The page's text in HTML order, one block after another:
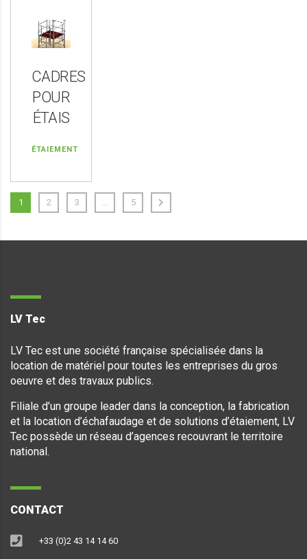
CADRES
POUR
ÉTAIS
ÉTAIEMENT
1 2 3 … 5
LV Tec
LV Tec est une société française spécialisée dans la
location de matériel pour toutes les entreprises du gros
oeuvre et des travaux publics.
Filiale d’un groupe leader dans la conception, la fabrication
et la location d’échafaudage et de solutions d’étaiement, LV
Tec possède un réseau d’agences recouvrant le territoire
national.
CONTACT
+33 (0)2 43 14 14 60